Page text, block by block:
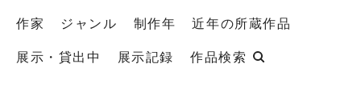
作家 ジャンル 制作年
近年の所蔵作品
展示・貸出中
展示記録 作品検索